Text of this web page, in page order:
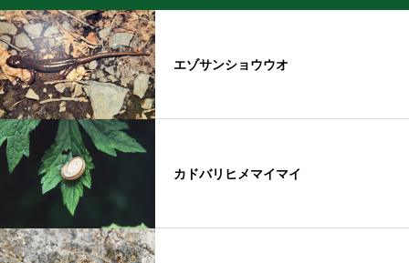
エゾサンショウウオ
カドバリヒメマイマイ